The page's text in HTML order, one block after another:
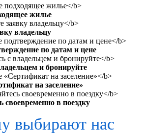
жилье
владельцу
по датам и цене
и бронируйте
на заселение»
своевременно в поездку
выбирают нас